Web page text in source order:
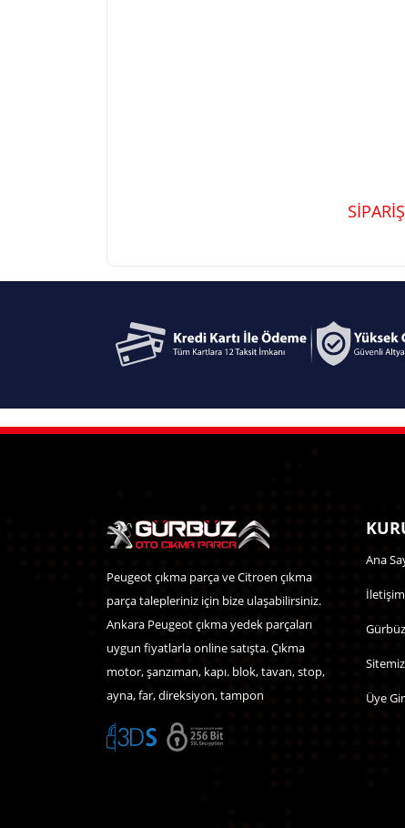
Peugeot çıkma parça ve Citroen çıkma
parça talepleriniz için bize ulaşabilirsiniz.
Ankara Peugeot çıkma yedek parçaları
uygun fiyatlarla online satışta. Çıkma
motor, şanzıman, kapı. blok, tavan, stop,
ayna, far, direksiyon, tampon
Ana
Üye